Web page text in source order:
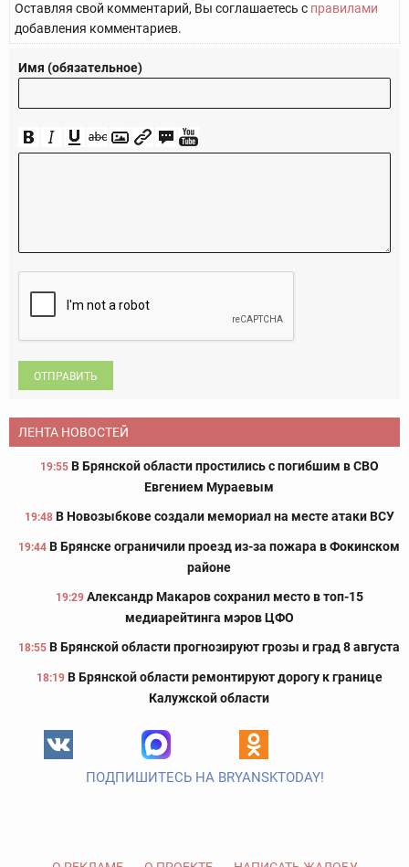
Оставляя свой комментарий, Вы соглашаетесь с правилами
добавления комментариев.
Имя (обязательное)
ОТПРАВИТЬ
ЛЕНТА НОВОСТЕЙ
19:55 В Брянской области простились с погибшим в СВО
Евгением Мураевым
19:48 В Новозыбкове создали мемориал на месте атаки ВСУ
19:44 В Брянске ограничили проезд из-за пожара в Фокинском
районе
19:29 Александр Макаров сохранил место в топ-15
медиарейтинга мэров ЦФО
18:55 В Брянской области прогнозируют грозы и град 8 августа
18:19 В Брянской области ремонтируют дорогу к границе
Калужской области
ПОДПИШИТЕСЬ НА BRYANSKTODAY!